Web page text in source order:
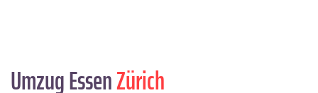
Umzug EssenZürich